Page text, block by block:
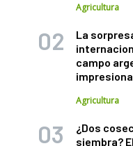
Agricultura
La
campo
Agricultura
¿Dos
siembra?